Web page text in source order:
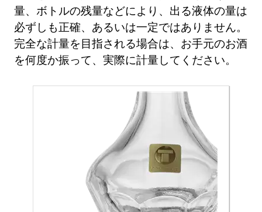
量、ボトルの残量などにより、出る液体の量は
必ずしも正確、あるいは一定ではありません。
完全な計量を目指される場合は、お手元のお酒
を何度か振って、実際に計量してください。